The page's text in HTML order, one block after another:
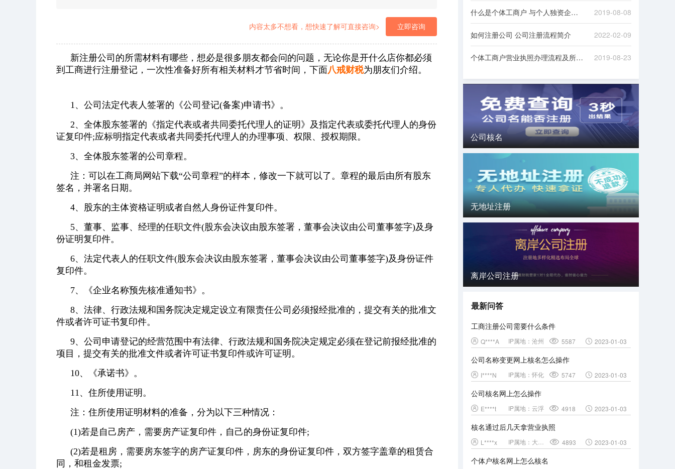
内容太多不想看，想快速了解可直接咨询> 立即咨询
新注册公司的所需材料有哪些，想必是很多朋友都会问的问题，无论你是开什么店你都必须
到工商进行注册登记，一次性准备好所有相关材料才节省时间，下面八戒财税为朋友们介绍。
1、公司法定代表人签署的《公司登记(备案)申请书》。
2、全体股东签署的《指定代表或者共同委托代理人的证明》及指定代表或委托代理人的身份
证复印件;应标明指定代表或者共同委托代理人的办理事项、权限、授权期限。
3、全体股东签署的公司章程。
注：可以在工商局网站下载“公司章程”的样本，修改一下就可以了。章程的最后由所有股东
签名，并署名日期。
4、股东的主体资格证明或者自然人身份证件复印件。
5、董事、监事、经理的任职文件(股东会决议由股东签署，董事会决议由公司董事签字)及身
份证明复印件。
6、法定代表人的任职文件(股东会决议由股东签署，董事会决议由公司董事签字)及身份证件
复印件。
7、《企业名称预先核准通知书》。
8、法律、行政法规和国务院决定规定设立有限责任公司必须报经批准的，提交有关的批准文
件或者许可证书复印件。
9、公司申请登记的经营范围中有法律、行政法规和国务院决定规定必须在登记前报经批准的
项目，提交有关的批准文件或者许可证书复印件或许可证明。
10、《承诺书》。
11、住所使用证明。
注：住所使用证明材料的准备，分为以下三种情况：
(1)若是自己房产，需要房产证复印件，自己的身份证复印件;
(2)若是租房，需要房东签字的房产证复印件，房东的身份证复印件，双方签字盖章的租赁合
同，和租金发票;
什么是个体工商户 与个人独资企业有何不同 2019-08-08
如何注册公司 公司注册流程简介 2022-02-09
个体工商户营业执照办理流程及所需材料 2019-08-23
公司核名
无地址注册
离岸公司注册
最新问答
工商注册公司需要什么条件
Q****A IP属地： 沧州 5587 2023-01-03
公司名称变更网上核名怎么操作
I****N IP属地： 怀化 5747 2023-01-03
公司核名网上怎么操作
E****t IP属地： 云浮 4918 2023-01-03
核名通过后几天拿营业执照
L****x IP属地： 4893 2023-01-03
个体户核名网上怎么核名